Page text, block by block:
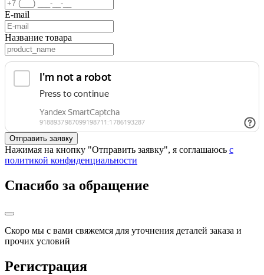
E-mail
Название товара
Нажимая на кнопку "Отправить заявку", я соглашаюсь с
политикой конфиденциальности
Спасибо за обращение
Скоро мы с вами свяжемся для уточнения деталей заказа и
прочих условий
Регистрация